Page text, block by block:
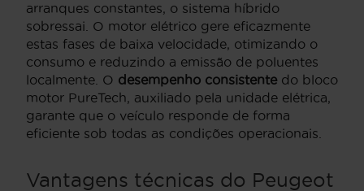
arranques constantes, o sistema híbrido
sobressai. O motor elétrico gere eficazmente
estas fases de baixa velocidade, otimizando o
consumo e reduzindo a emissão de poluentes
localmente. O desempenho consistente do bloco
motor PureTech, auxiliado pela unidade elétrica,
garante que o veículo responde de forma
eficiente sob todas as condições operacionais.
Vantagens técnicas do Peugeot